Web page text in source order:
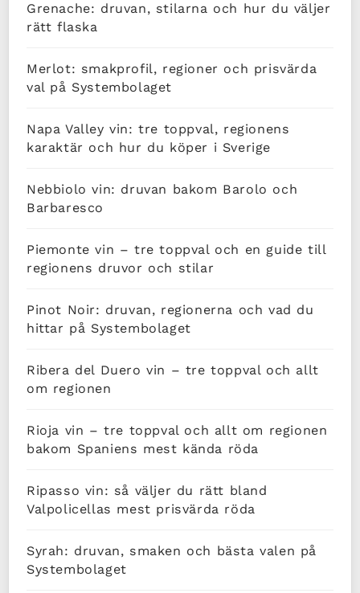
Grenache: druvan, stilarna och hur du väljer
rätt flaska
Merlot: smakprofil, regioner och prisvärda
val på Systembolaget
Napa Valley vin: tre toppval, regionens
karaktär och hur du köper i Sverige
Nebbiolo vin: druvan bakom Barolo och
Barbaresco
Piemonte vin – tre toppval och en guide till
regionens druvor och stilar
Pinot Noir: druvan, regionerna och vad du
hittar på Systembolaget
Ribera del Duero vin – tre toppval och allt
om regionen
Rioja vin – tre toppval och allt om regionen
bakom Spaniens mest kända röda
Ripasso vin: så väljer du rätt bland
Valpolicellas mest prisvärda röda
Syrah: druvan, smaken och bästa valen på
Systembolaget